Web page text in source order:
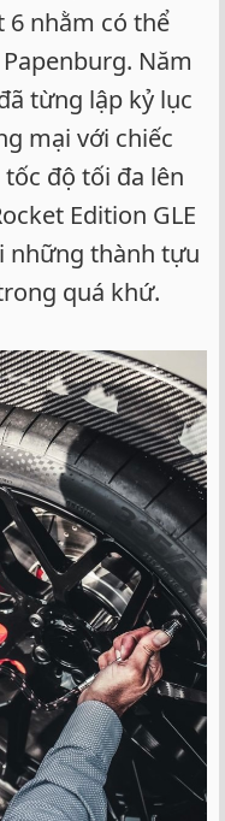
6 nhằm có thể
Năm
từng lập kỷ lục
mại với chiếc
tốc độ tối đa lên
Edition GLE
những thành tựu
quá khứ.